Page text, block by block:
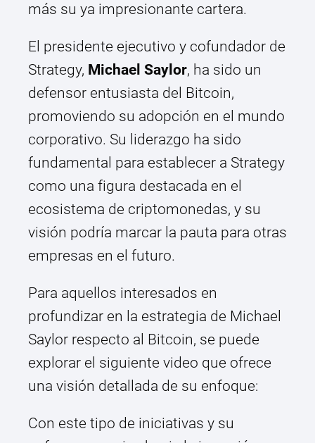
más su ya impresionante cartera.
El presidente ejecutivo y cofundador de
Strategy, Michael Saylor, ha sido un
defensor entusiasta del Bitcoin,
promoviendo su adopción en el mundo
corporativo. Su liderazgo ha sido
fundamental para establecer a Strategy
como una figura destacada en el
ecosistema de criptomonedas, y su
visión podría marcar la pauta para otras
empresas en el futuro.
Para aquellos interesados en
profundizar en la estrategia de Michael
Saylor respecto al Bitcoin, se puede
explorar el siguiente video que ofrece
una visión detallada de su enfoque:
Con este tipo de iniciativas y su